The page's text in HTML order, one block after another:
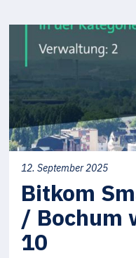
12. September 2025
Bitkom
/ Bochum
10